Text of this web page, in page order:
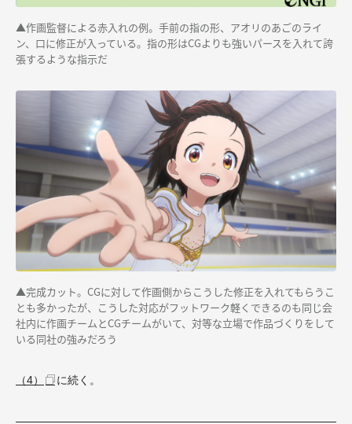
▲作画監督による赤入れの例。手前の指の形、アオリのあごのライ
ン、口に修正が入っている。指の形はCGよりも強いパースを入れて誇
張するような指示だ
▲完成カット。CGに対して作画側からこうした修正を入れてもらうこ
とも多かったが、こうした対応がフットワーク軽くできるのも同じ会
社内に作画チームとCGチームがいて、対等な立場で作品づくりをして
いる同社の強みだろう
（4） に続く。